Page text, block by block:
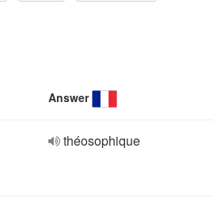
Answer
théosophique